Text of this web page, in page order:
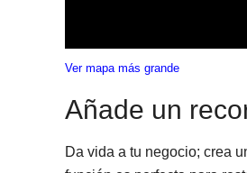
Ver mapa más grande
Añade un
Da vida a tu negocio; crea